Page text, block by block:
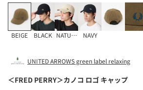
BEIGE BLACK NATURAL NAVY
UNITED ARROWS green label relaxing
＜FRED PERRY＞カノコ ロゴ キャップ